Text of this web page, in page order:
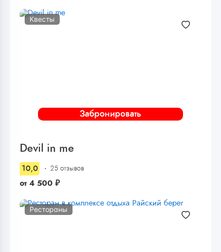
Забронировать
Квесты
Devil in me
10,0 25 отзывов
от 4 500 ₽
Рестораны